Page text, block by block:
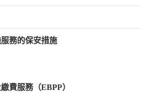
務的保安措施
費服務（EBPP）